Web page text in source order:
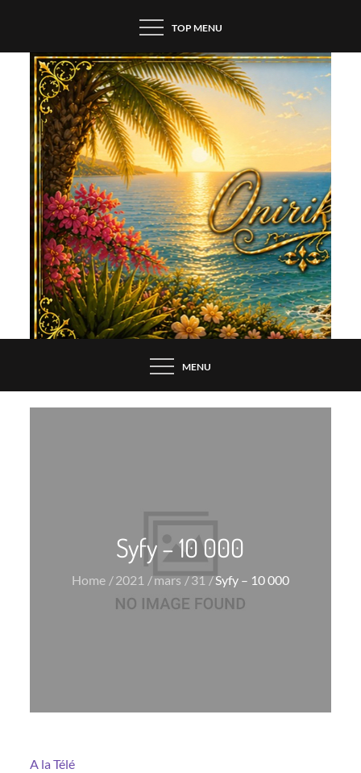
content
TOP MENU
MENU
Syfy – 10 000
Home 2021 mars 31 Syfy – 10 000
A la Télé